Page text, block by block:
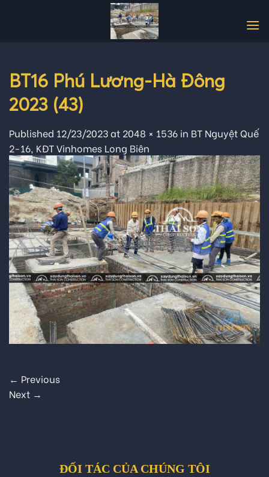
BT16 Phú Lương-Hà Đông
2023 (43)
Published 12/23/2023at 2048 × 1536 in BT Nguyệt Quế
2-16, KĐT Vinhomes Long Biên
← Previous
Next →
ĐỐI TÁC CỦA CHÚNG TÔI